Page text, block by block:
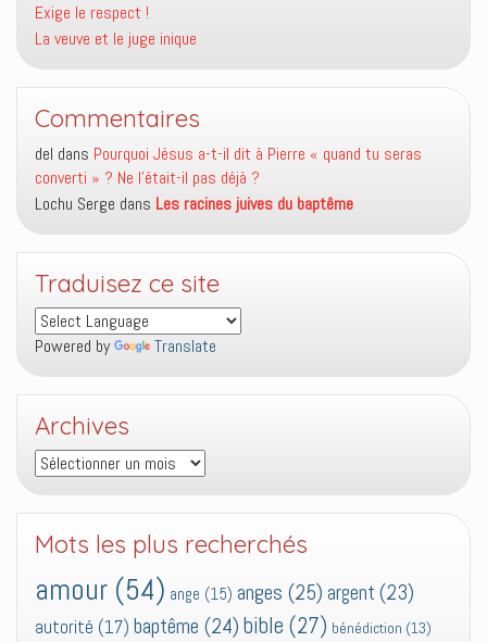
Exige le respect !
La veuve et le juge inique
Commentaires
del dans Pourquoi Jésus a-t-il dit à Pierre « quand tu seras
converti » ? Ne l’était-il pas déjà ?
Lochu Serge dans Les racines juives du baptême
Traduisez ce site
Powered by Translate
Archives
Archives
Mots les plus recherchés
amour (54) ange (15) anges (25) argent (23)
autorité (17) baptême (24) bible (27) bénédiction (13)